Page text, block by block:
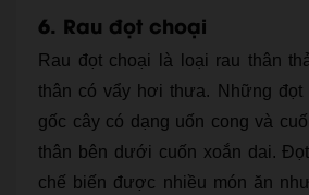
6. Rau đọt choại
Rau đọt choại là loại rau thân
thân có vẩy hơi thưa. Những đọt
gốc cây có dạng uốn cong và
thân bên dưới cuốn xoắn dai.
chế biến được nhiều món ăn